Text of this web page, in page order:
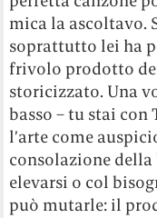
mica la ascoltavo.
soprattutto lei ha
frivolo prodotto
storicizzato. Una
basso – tu stai
l’arte come
consolazione della
elevarsi o col
può mutarle: il